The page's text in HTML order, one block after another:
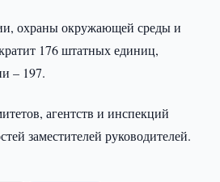
охраны окружающей среды и
176 штатных единиц,
– 197.
агентств и инспекций
заместителей руководителей.